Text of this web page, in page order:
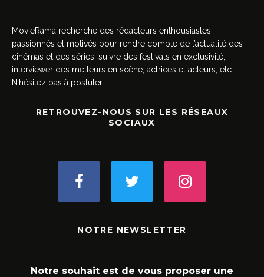
MovieRama recherche des rédacteurs enthousiastes,
passionnés et motivés pour rendre compte de l’actualité des
cinémas et des séries, suivre des festivals en exclusivité,
interviewer des metteurs en scène, actrices et acteurs, etc.
N’hésitez pas à postuler.
RETROUVEZ-NOUS SUR LES RÉSEAUX
SOCIAUX
NOTRE NEWSLETTER
Notre souhait est de vous proposer une